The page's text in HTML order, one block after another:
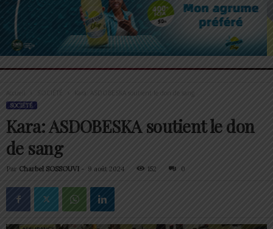
Accueil Kara: ASDOBESKA soutient le don de sang
SOCIÉTÉ
Kara: ASDOBESKA soutient le don
de sang
Par Charbel SOSSOUVI - 9 août 2024 152 0